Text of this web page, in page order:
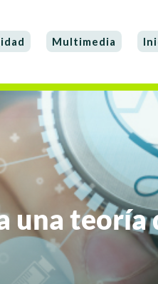
Multimedia
una teoría